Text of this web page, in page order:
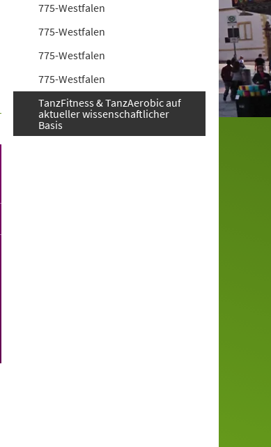
775-Westfalen
775-Westfalen
775-Westfalen
775-Westfalen
TanzFitness & TanzAerobic auf
aktueller wissenschaftlicher
Basis